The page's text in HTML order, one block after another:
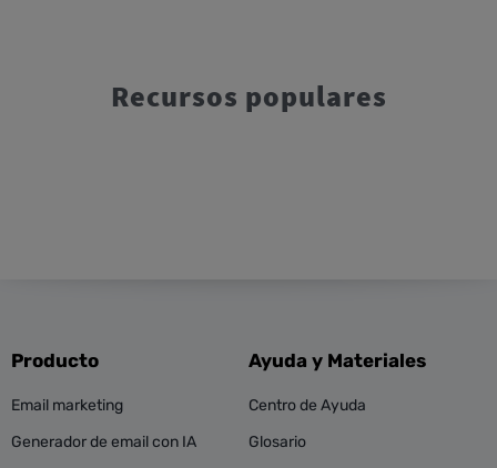
Recursos populares
Producto
Email marketing
Generador de email con IA
Ayuda y Materiales
Centro de Ayuda
Glosario